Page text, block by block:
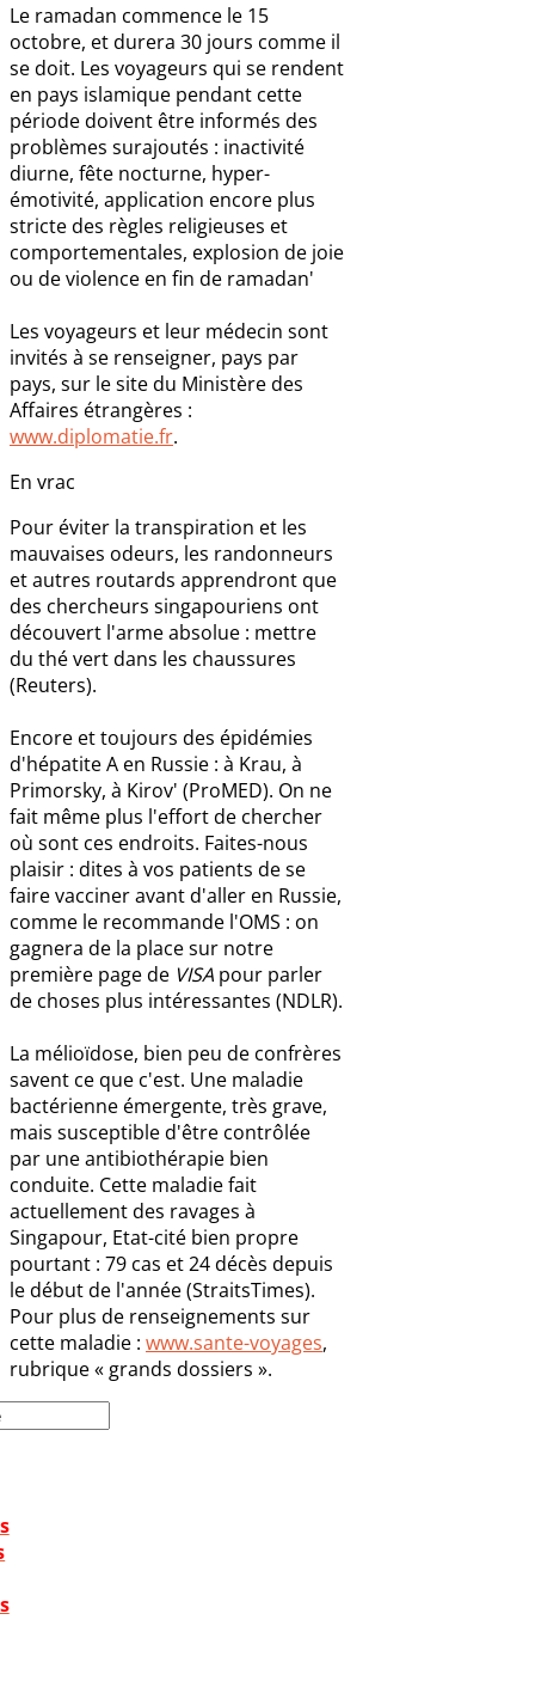
Le ramadan commence le 15
octobre, et durera 30 jours comme il
se doit. Les voyageurs qui se rendent
en pays islamique pendant cette
période doivent être informés des
problèmes surajoutés : inactivité
diurne, fête nocturne, hyper-
émotivité, application encore plus
stricte des règles religieuses et
comportementales, explosion de joie
ou de violence en fin de ramadan'
Les voyageurs et leur médecin sont
invités à se renseigner, pays par
pays, sur le site du Ministère des
Affaires étrangères :
www.diplomatie.fr.
En vrac
Pour éviter la transpiration et les
mauvaises odeurs, les randonneurs
et autres routards apprendront que
des chercheurs singapouriens ont
découvert l'arme absolue : mettre
du thé vert dans les chaussures
(Reuters).
Encore et toujours des épidémies
d'hépatite A en Russie : à Krau, à
Primorsky, à Kirov' (ProMED). On ne
fait même plus l'effort de chercher
où sont ces endroits. Faites-nous
plaisir : dites à vos patients de se
faire vacciner avant d'aller en Russie,
comme le recommande l'OMS : on
gagnera de la place sur notre
première page de VISA pour parler
de choses plus intéressantes (NDLR).
La mélioïdose, bien peu de confrères
savent ce que c'est. Une maladie
bactérienne émergente, très grave,
mais susceptible d'être contrôlée
par une antibiothérapie bien
conduite. Cette maladie fait
actuellement des ravages à
Singapour, Etat-cité bien propre
pourtant : 79 cas et 24 décès depuis
le début de l'année (StraitsTimes).
Pour plus de renseignements sur
cette maladie : www.sante-voyages,
rubrique « grands dossiers ».